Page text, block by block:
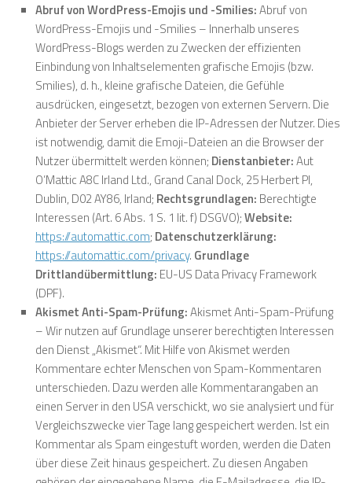
Abruf von WordPress-Emojis und -Smilies:Abruf von
WordPress-Emojis und -Smilies – Innerhalb unseres
WordPress-Blogs werden zu Zwecken der effizienten
Einbindung von Inhaltselementen grafische Emojis (bzw.
Smilies), d. h., kleine grafische Dateien, die Gefühle
ausdrücken, eingesetzt, bezogen von externen Servern. Die
Anbieter der Server erheben die IP-Adressen der Nutzer. Dies
ist notwendig, damit die Emoji-Dateien an die Browser der
Nutzer übermittelt werden können; Dienstanbieter:Aut
O’Mattic A8C Irland Ltd., Grand Canal Dock, 25 Herbert Pl,
Dublin, D02 AY86, Irland; Rechtsgrundlagen: Berechtigte
Interessen (Art. 6 Abs. 1 S. 1 lit. f) DSGVO);Website:
https://automattic.com; Datenschutzerklärung:
https://automattic.com/privacy. Grundlage
Drittlandübermittlung: EU-US Data Privacy Framework
(DPF).
Akismet Anti-Spam-Prüfung:Akismet Anti-Spam-Prüfung
– Wir nutzen auf Grundlage unserer berechtigten Interessen
den Dienst „Akismet“. Mit Hilfe von Akismet werden
Kommentare echter Menschen von Spam-Kommentaren
unterschieden. Dazu werden alle Kommentarangaben an
einen Server in den USA verschickt, wo sie analysiert und für
Vergleichszwecke vier Tage lang gespeichert werden. Ist ein
Kommentar als Spam eingestuft worden, werden die Daten
über diese Zeit hinaus gespeichert. Zu diesen Angaben